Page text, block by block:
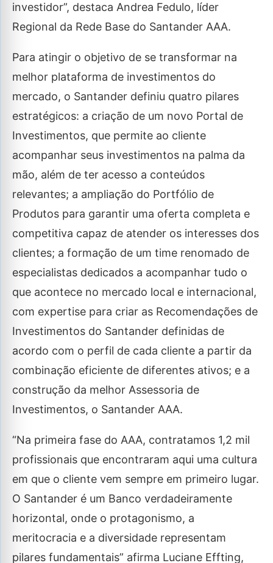
investidor”, destaca Andrea Fedulo, líder
Regional da Rede Base do Santander AAA.
Para atingir o objetivo de se transformar na
melhor plataforma de investimentos do
mercado, o Santander definiu quatro pilares
estratégicos: a criação de um novo Portal de
Investimentos, que permite ao cliente
acompanhar seus investimentos na palma da
mão, além de ter acesso a conteúdos
relevantes; a ampliação do Portfólio de
Produtos para garantir uma oferta completa e
competitiva capaz de atender os interesses dos
clientes; a formação de um time renomado de
especialistas dedicados a acompanhar tudo o
que acontece no mercado local e internacional,
com expertise para criar as Recomendações de
Investimentos do Santander definidas de
acordo com o perfil de cada cliente a partir da
combinação eficiente de diferentes ativos; e a
construção da melhor Assessoria de
Investimentos, o Santander AAA.
“Na primeira fase do AAA, contratamos 1,2 mil
profissionais que encontraram aqui uma cultura
em que o cliente vem sempre em primeiro lugar.
O Santander é um Banco verdadeiramente
horizontal, onde o protagonismo, a
meritocracia e a diversidade representam
pilares fundamentais” afirma Luciane Effting,